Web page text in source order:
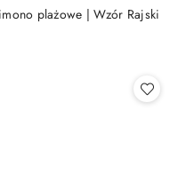
plażowe | Wzór Rajski